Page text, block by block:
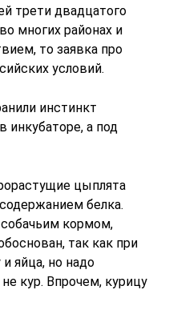
трети двадцатого
многих районах и
то заявка про
условий.
инстинкт
инкубаторе, а под
цыплята
белка.
кормом,
так как при
яйца, но надо
кур. Впрочем, курицу